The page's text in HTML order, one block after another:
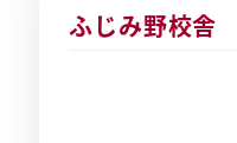
ふじみ野校舎